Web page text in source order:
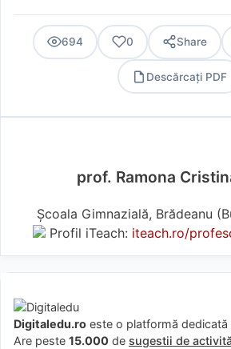
694 0 Share
Descărcați PDF
prof. Ramona
Școala Gimnazială, Brădeanu
Profil iTeach: iteach.ro/
Digitaledu.ro este o platformă dedicată
Are peste 15.000 de sugestii de